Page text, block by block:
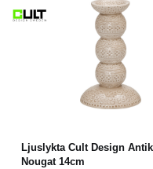
Ljuslykta Cult Design
Nougat 14cm